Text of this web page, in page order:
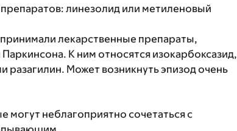
линезолид или метиленовый
лекарственные препараты,
К ним относятся изокарбоксазид,
Может возникнуть эпизод очень
могут неблагоприятно сочетаться с